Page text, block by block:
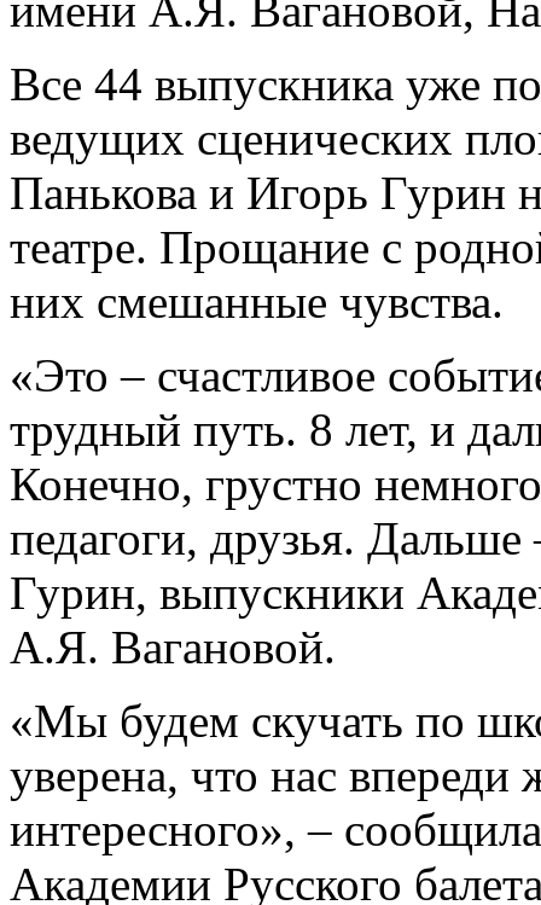
Все 44 выпускника уже
ведущих сценических
Панькова и Игорь Гурин
театре. Прощание с
них смешанные чувства.
«Это – счастливое
трудный путь. 8 лет, и
Конечно, грустно
педагоги, друзья.
Гурин, выпускники
А.Я. Вагановой.
«Мы будем скучать по
уверена, что нас
интересного», –
Академии Русского